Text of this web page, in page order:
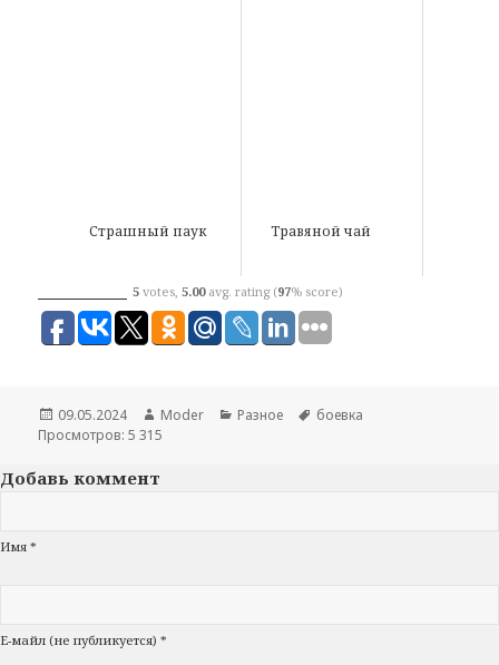
Страшный паук Травяной чай
5 votes,5.00avg. rating (97% score)
Опубликовано
09.05.2024 Автор
Moder Рубрики
Разное Метки
боевка
Просмотров: 5 315
Добавь коммент
Имя *
Е-майл (не публикуется) *